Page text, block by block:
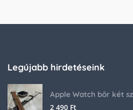
Legújabb hirdetéseink
Apple Watch bőr két
2 490 Ft